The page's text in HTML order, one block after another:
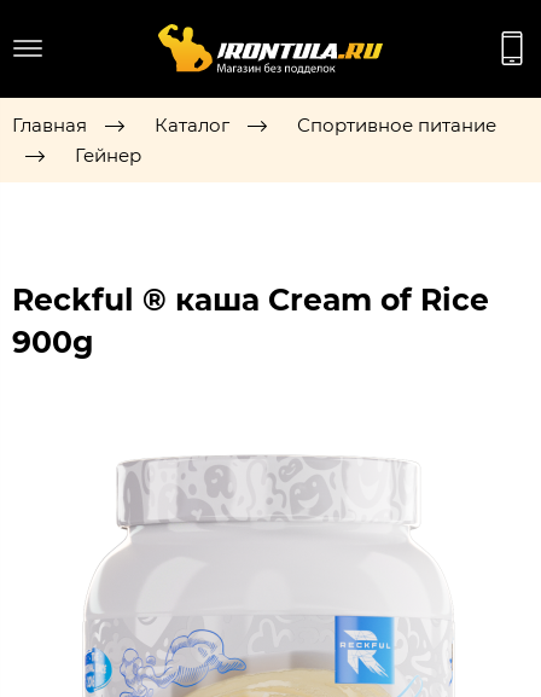
Главная Каталог
Спортивное питание
Гейнер
Reckful ® каша Cream of Rice
900g